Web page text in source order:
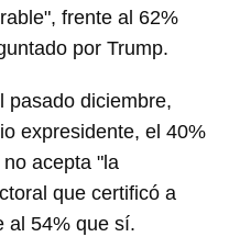
frente al 62%
por Trump.
pasado diciembre,
expresidente, el 40%
acepta "la
que certificó a
al 54% que sí.